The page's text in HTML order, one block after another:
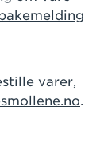
varer,
.